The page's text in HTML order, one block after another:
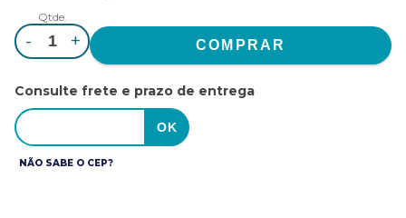
Qtde.
- +
Consulte frete e prazo de entrega
NÃO SABE O CEP?